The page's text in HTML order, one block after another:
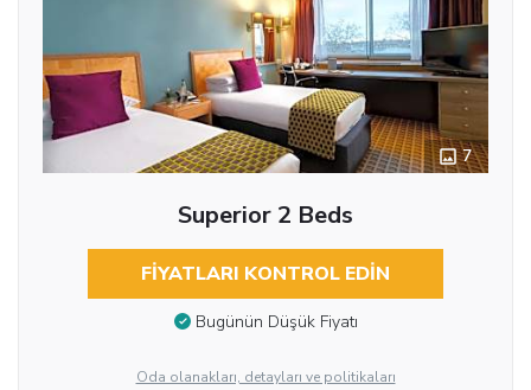
7
Superior 2 Beds
FIYATLARI KONTROL EDIN
Bugünün Düşük Fiyatı
Oda olanakları, detayları ve politikaları